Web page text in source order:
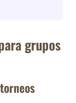
grupos